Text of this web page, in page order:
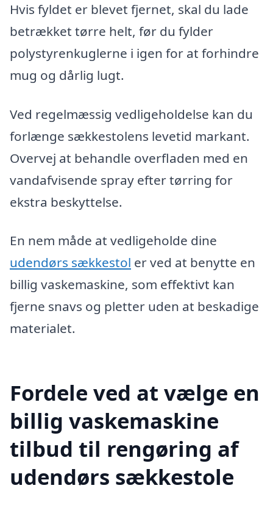
Hvis fyldet er blevet fjernet, skal du lade
betrækket tørre helt, før du fylder
polystyrenkuglerne i igen for at forhindre
mug og dårlig lugt.
Ved regelmæssig vedligeholdelse kan du
forlænge sækkestolens levetid markant.
Overvej at behandle overfladen med en
vandafvisende spray efter tørring for
ekstra beskyttelse.
En nem måde at vedligeholde dine
udendørs sækkestol er ved at benytte en
billig vaskemaskine, som effektivt kan
fjerne snavs og pletter uden at beskadige
materialet.
Fordele ved at vælge en
billig vaskemaskine
tilbud til rengøring af
udendørs sækkestole